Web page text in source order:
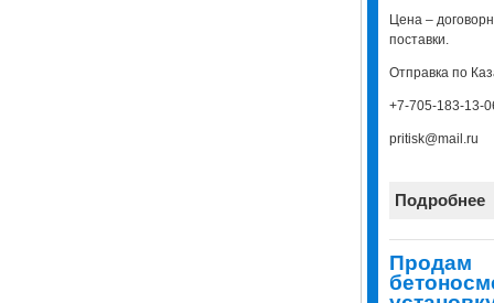
Цена –
поставки.
Отправка по
+7-705-183-13-
pritisk@mail.ru
Подробнее
Продам